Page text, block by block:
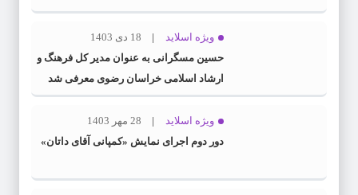
ویژه اسلاید
18 دی 1403
حسین مسگرانی به عنوان مدیر کل فرهنگ و
ارشاد اسلامی خراسان رضوی معرفی شد
ویژه اسلاید
28 مهر 1403
دور دوم اجرای نمایش «کمپانی آقای داتان»